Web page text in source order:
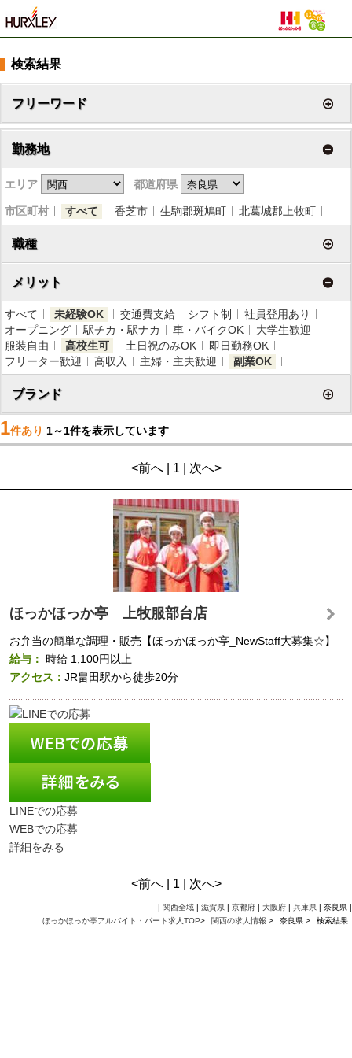
検索結果
フリーワード
勤務地
エリア 都道府県
市区町村 すべて 香芝市 生駒郡斑鳩町 北葛城郡上牧町
職種
メリット
すべて 未経験OK 交通費支給 シフト制
社員登用あり
オープニング
駅チカ・駅ナカ 車・バイクOK
大学生歓迎
服装自由
高校生可 土日祝のみOK
即日勤務OK
フリーター歓迎
高収入 主婦・主夫歓迎 副業OK
ブランド
1件あり 1～1件を表示しています
<前へ | 1 | 次へ>
ほっかほっか亭 上牧服部台店
お弁当の簡単な調理・販売【ほっかほっか亭_NewStaff大募集☆】
給与： 時給 1,100円以上
アクセス： JR畠田駅から徒歩20分
LINEでの応募
WEBでの応募
詳細をみる
<前へ | 1 | 次へ>
| 関西全域 | 滋賀県 | 京都府 | 大阪府 | 兵庫県 | 奈良県 |
ほっかほっか亭アルバイト・パート求人TOP> 関西の求人情報 > 奈良県 > 検索結果